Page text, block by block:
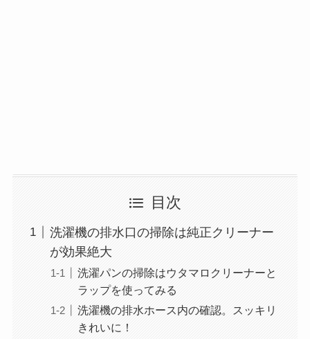
目次
洗濯機の排水口の掃除は純正クリーナー
が効果絶大
洗濯パンの掃除はウタマロクリーナーと
ラップを使ってみる
洗濯機の排水ホース内の確認。スッキリ
きれいに！